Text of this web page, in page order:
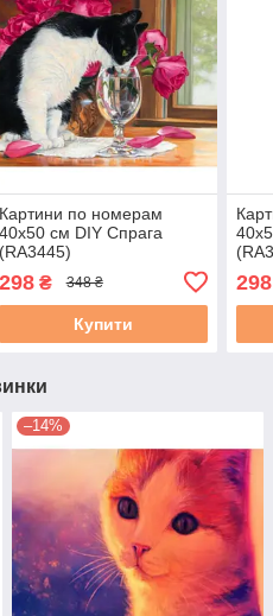
Картини по номерам
40х50 см DIY Спрага
(RA3445)
298₴ 348 ₴
Купити
298
–14%